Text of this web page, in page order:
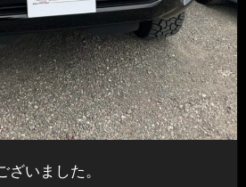
ざいました。